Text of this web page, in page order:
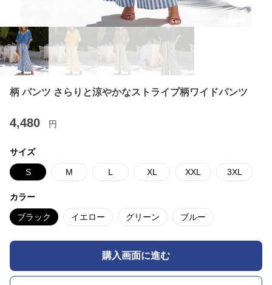
柄 パンツ さらりと涼やかなストライプ柄ワイドパンツ
4,480 円
サイズ
S M L XL XXL 3XL
カラー
ブラック イエロー グリーン ブルー
購入画面に進む